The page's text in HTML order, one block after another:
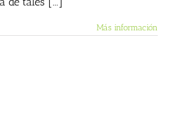
Más información